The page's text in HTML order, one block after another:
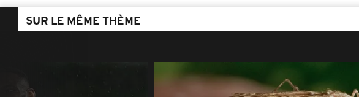
SUR LE MÊME THÈME